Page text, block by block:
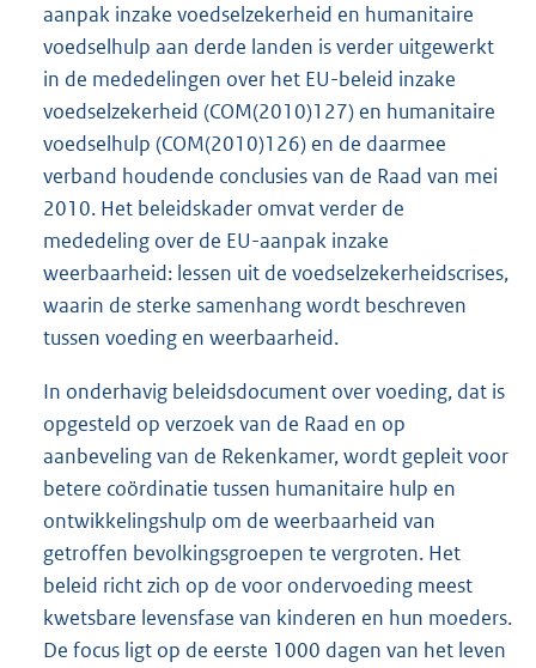
aanpak inzake voedselzekerheid en humanitaire
voedselhulp aan derde landen is verder uitgewerkt
in de mededelingen over het EU-beleid inzake
voedselzekerheid (COM(2010)127) en humanitaire
voedselhulp (COM(2010)126) en de daarmee
verband houdende conclusies van de Raad van mei
2010. Het beleidskader omvat verder de
mededeling over de EU-aanpak inzake
weerbaarheid: lessen uit de voedselzekerheidscrises,
waarin de sterke samenhang wordt beschreven
tussen voeding en weerbaarheid.
In onderhavig beleidsdocument over voeding, dat is
opgesteld op verzoek van de Raad en op
aanbeveling van de Rekenkamer, wordt gepleit voor
betere coördinatie tussen humanitaire hulp en
ontwikkelingshulp om de weerbaarheid van
getroffen bevolkingsgroepen te vergroten. Het
beleid richt zich op de voor ondervoeding meest
kwetsbare levensfase van kinderen en hun moeders.
De focus ligt op de eerste 1000 dagen van het leven